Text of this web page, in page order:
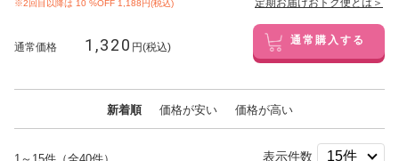
※2回目以降は 10 %OFF 1,188円(税込) 定期お届けおトク便とは＞
通常価格 1,320 円(税込) 通常購入する
新着順 価格が安い 価格が高い
表示件数